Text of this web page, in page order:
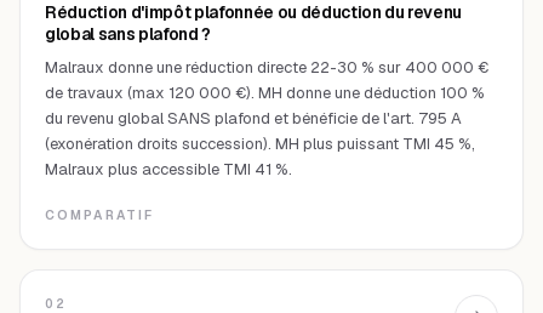
Réduction d'impôt plafonnée ou déduction du revenu
global sans plafond ?
Malraux donne une réduction directe 22-30 % sur 400 000 €
de travaux (max 120 000 €). MH donne une déduction 100 %
du revenu global SANS plafond et bénéficie de l'art. 795 A
(exonération droits succession). MH plus puissant TMI 45 %,
Malraux plus accessible TMI 41 %.
COMPARATIF
02